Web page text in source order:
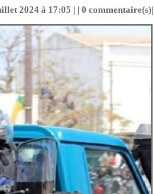
2024 à 17:05 | | 0 commentaire(s)|